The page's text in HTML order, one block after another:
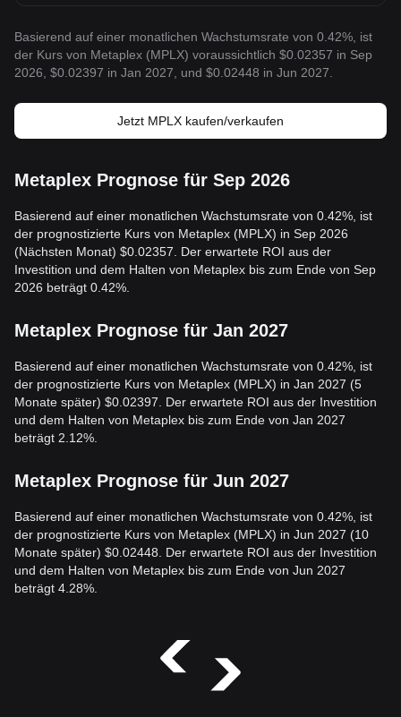
Basierend auf einer monatlichen Wachstumsrate von 0.42%, ist
der Kurs von Metaplex (MPLX) voraussichtlich $0.02357 in Sep
2026, $0.02397 in Jan 2027, und $0.02448 in Jun 2027.
Jetzt MPLX kaufen/verkaufen
Metaplex Prognose für Sep 2026
Basierend auf einer monatlichen Wachstumsrate von 0.42%, ist
der prognostizierte Kurs von Metaplex (MPLX) in Sep 2026
(Nächsten Monat) $0.02357. Der erwartete ROI aus der
Investition und dem Halten von Metaplex bis zum Ende von Sep
2026 beträgt 0.42%.
Metaplex Prognose für Jan 2027
Basierend auf einer monatlichen Wachstumsrate von 0.42%, ist
der prognostizierte Kurs von Metaplex (MPLX) in Jan 2027 (5
Monate später) $0.02397. Der erwartete ROI aus der Investition
und dem Halten von Metaplex bis zum Ende von Jan 2027
beträgt 2.12%.
Metaplex Prognose für Jun 2027
Basierend auf einer monatlichen Wachstumsrate von 0.42%, ist
der prognostizierte Kurs von Metaplex (MPLX) in Jun 2027 (10
Monate später) $0.02448. Der erwartete ROI aus der Investition
und dem Halten von Metaplex bis zum Ende von Jun 2027
beträgt 4.28%.